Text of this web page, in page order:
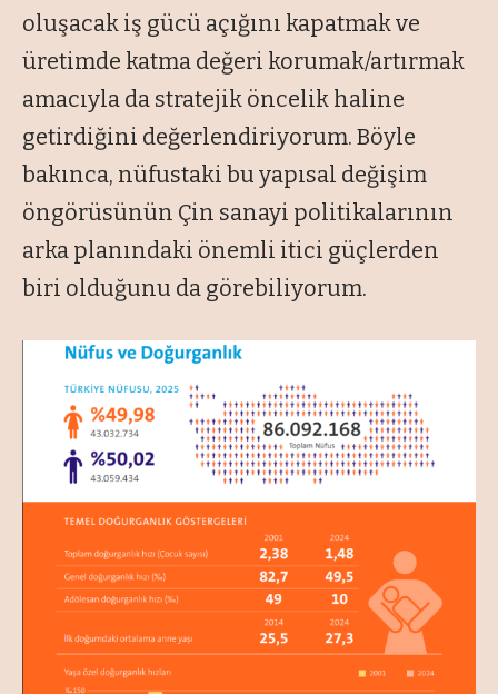
oluşacak iş gücü açığını kapatmak ve
üretimde katma değeri korumak/artırmak
amacıyla da stratejik öncelik haline
getirdiğini değerlendiriyorum. Böyle
bakınca, nüfustaki bu yapısal değişim
öngörüsünün Çin sanayi politikalarının
arka planındaki önemli itici güçlerden
biri olduğunu da görebiliyorum.